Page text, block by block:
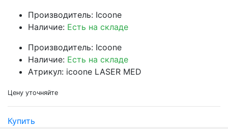
Производитель: Icoone
Наличие: Есть на складе
Производитель: Icoone
Наличие: Есть на складе
Атрикул: icoone LASER MED
Цену уточняйте
Купить